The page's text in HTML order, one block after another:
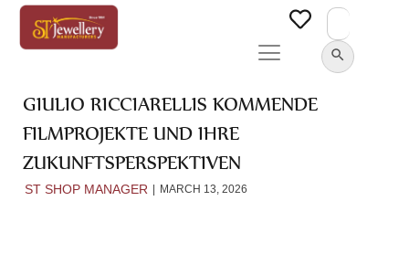
Search
SEARCH BUTTON
GIULIO RICCIARELLIS KOMMENDE
FILMPROJEKTE UND IHRE
ZUKUNFTSPERSPEKTIVEN
ST SHOP MANAGER MARCH 13, 2026